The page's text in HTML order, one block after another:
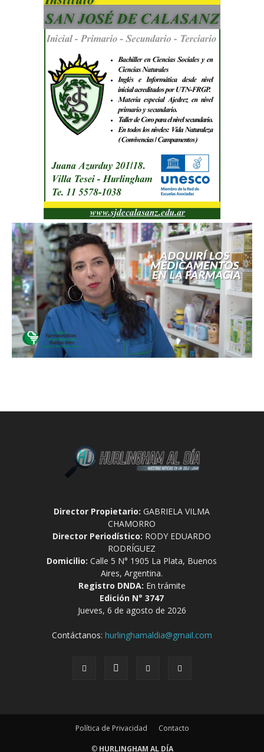
Director Propietario: GABRIELA VILMA
CHAMORRO
Director Periodístico: RODY EDUARDO
RODRÍGUEZ
Domicilio: Calle 5 N° 1905 La Plata, Buenos
Aires, Argentina.
Registro DNDA: En trámite
Edición N° 3747
Jueves, 6 de agosto de 2026
Contáctanos: hurlinghamaldia@gmail.com
Política de Privacidad Contacto
© HURLINGHAM AL DÍA